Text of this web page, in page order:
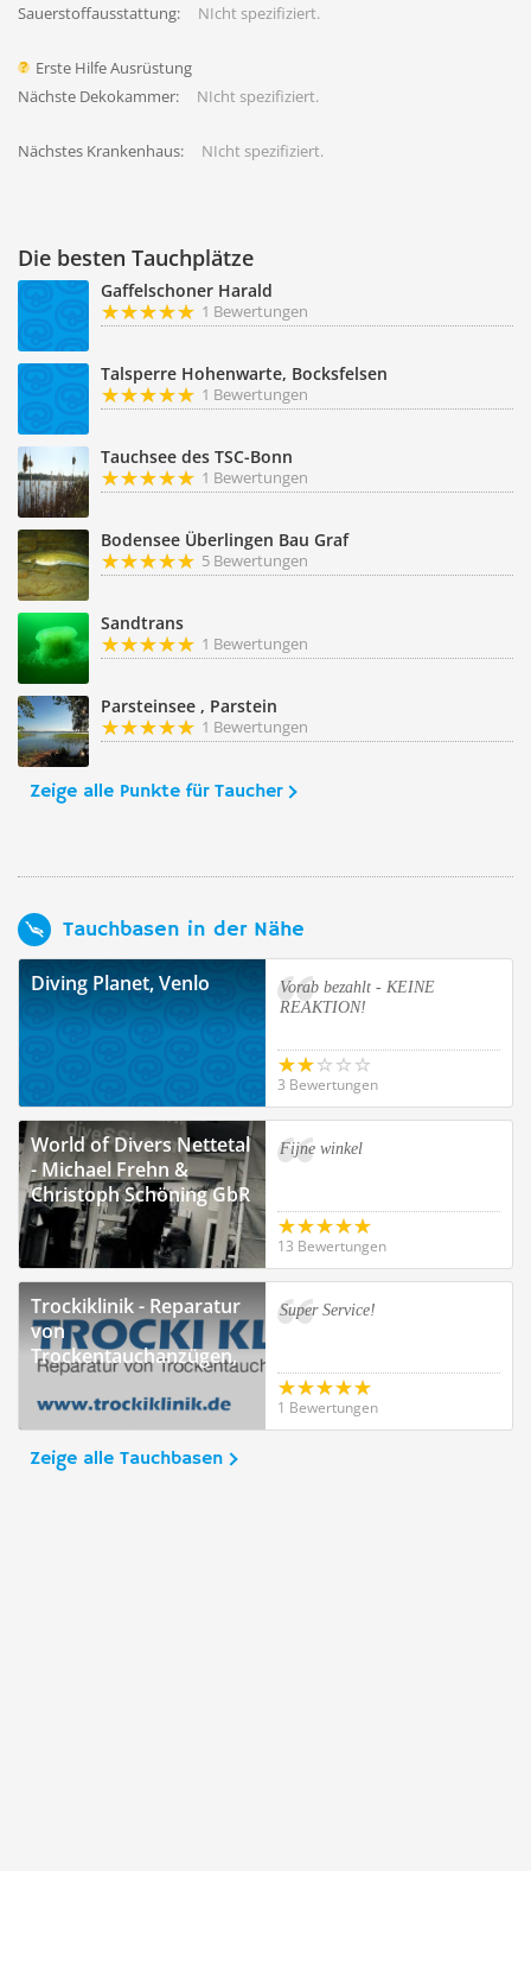
Sauerstoffausstattung: NIcht spezifiziert.
Erste Hilfe Ausrüstung
Nächste Dekokammer:
NIcht spezifiziert.
Nächstes Krankenhaus: NIcht spezifiziert.
Die besten Tauchplätze
Gaffelschoner Harald
1 Bewertungen
Talsperre Hohenwarte, Bocksfelsen
1 Bewertungen
Tauchsee des TSC-Bonn
1 Bewertungen
Bodensee Überlingen Bau Graf
5 Bewertungen
Sandtrans
1 Bewertungen
Parsteinsee , Parstein
1 Bewertungen
Zeige alle Punkte für Taucher
Tauchbasen in der Nähe
Diving Planet, Venlo
Vorab bezahlt - KEINE
REAKTION!
3 Bewertungen
World of Divers Nettetal
- Michael Frehn &
Christoph Schöning GbR
Fijne winkel
13 Bewertungen
Trockiklinik - Reparatur
von
Trockentauchanzügen,
Viersen
Super Service!
1 Bewertungen
Zeige alle Tauchbasen